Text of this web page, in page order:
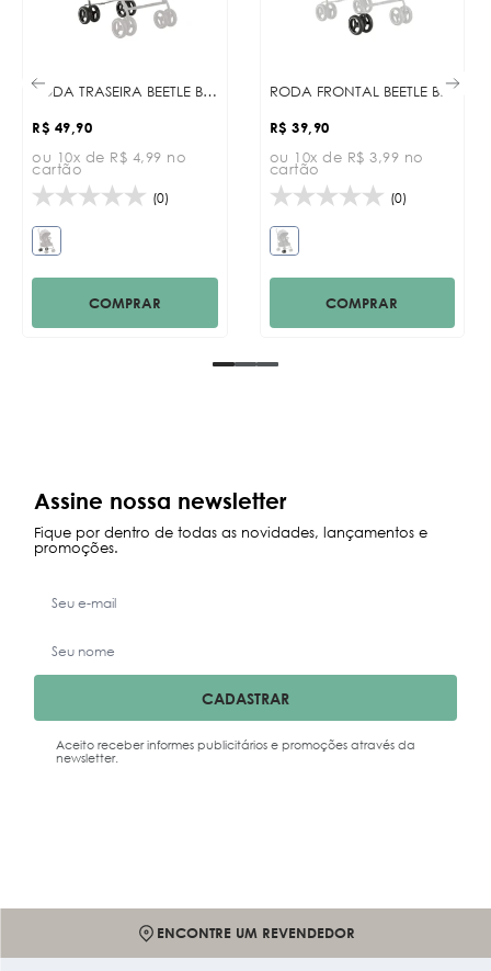
RODA TRASEIRA BEETLE BLACK
R$ 49,90
ou 10x de R$ 4,99 no
cartão
(0)
COMPRAR
RODA FRONTAL BEETLE BLACK
R$ 39,90
ou 10x de R$ 3,99 no
cartão
(0)
COMPRAR
Assine nossa newsletter
Fique por dentro de todas as novidades, lançamentos e
promoções.
CADASTRAR
Aceito receber informes publicitários e promoções através da
newsletter.
ENCONTRE UM REVENDEDOR